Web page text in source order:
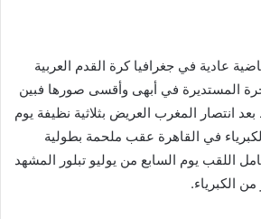
عادية في جغرافيا كرة القدم العربية
المستديرة في أبهى وأقسى صورها فبين
انتصار المغرب العريض بثلاثية نظيفة يوم
في القاهرة عقب ملحمة بطولية
اللقب يوم السابع من يوليو تبلور المشهد
من الكبرياء.